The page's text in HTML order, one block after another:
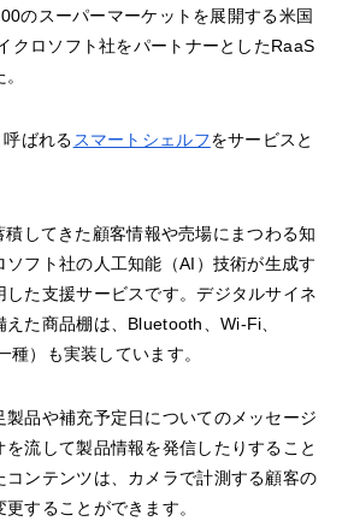
のスーパーマーケットを展開する米国
クロソフト社をパートナーとしたRaaS
ばれるスマートシェルフをサービスと
してきた顧客情報や売場にまつわる知
ソフト社の人工知能（AI）技術が生成す
した支援サービスです。デジタルサイネ
た商品棚は、Bluetooth、Wi-Fi、
）も実装しています。
製品や補充予定日についてのメッセージ
流して製品情報を発信したりすること
コンテンツは、カメラで計測する顧客の
することができます。